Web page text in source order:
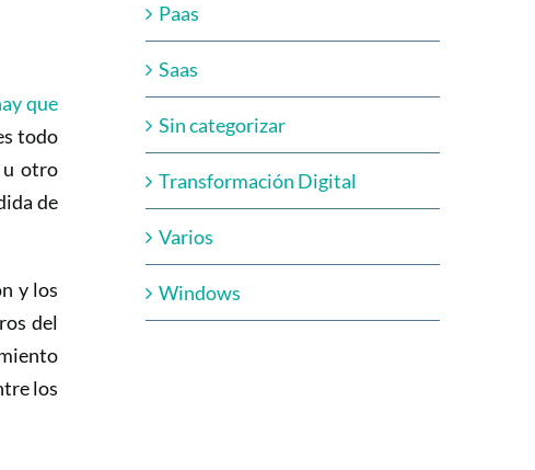
que
todo
u otro
de
y los
del
los
Paas
Saas
Sin categorizar
Transformación Digital
Varios
Windows